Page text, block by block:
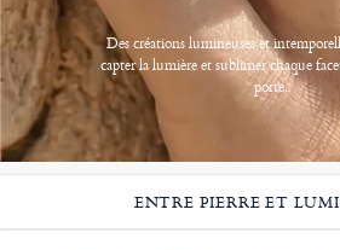
Des créations lumineuses et
capter la lumière et sublimer chaque
porte.​
ENTRE PIERRE ET